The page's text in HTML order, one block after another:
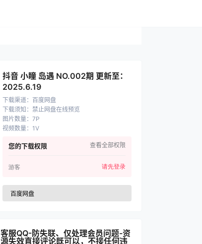
抖音 小瞳 岛遇 NO.002期 更新至：
2025.6.19
下载渠道： 百度网盘
下载须知 ： 禁止网盘在线预览
图片数量： 7P
视频数量： 1V
您的下载权限 查看全部权限
游客 请先登录
百度网盘
客服QQ-防失联、仅处理会员问题-资
源失效直接评论既可以，不接任何违